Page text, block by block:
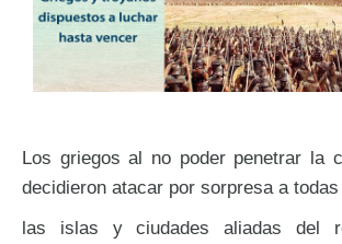
Los griegos al no poder penetrar la
decidieron atacar por sorpresa a todas
las islas y ciudades aliadas del